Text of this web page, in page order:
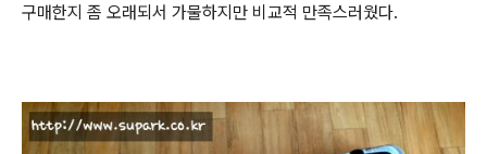
구매한지 좀 오래되서 가물하지만 비교적 만족스러웠다.